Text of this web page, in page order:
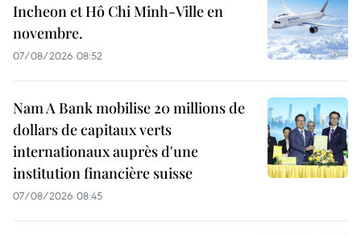
Incheon et Hô Chi Minh-Ville en
novembre.
07/08/2026 08:52
Nam A Bank mobilise 20 millions de
dollars de capitaux verts
internationaux auprès d'une
institution financière suisse
07/08/2026 08:45